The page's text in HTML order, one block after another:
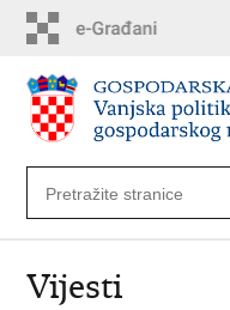
sadržaj
Vijesti